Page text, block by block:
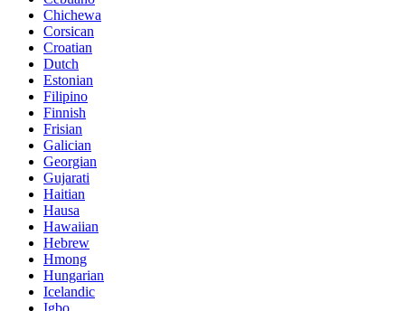
Chichewa
Corsican
Croatian
Dutch
Estonian
Filipino
Finnish
Frisian
Galician
Georgian
Gujarati
Haitian
Hausa
Hawaiian
Hebrew
Hmong
Hungarian
Icelandic
Igbo